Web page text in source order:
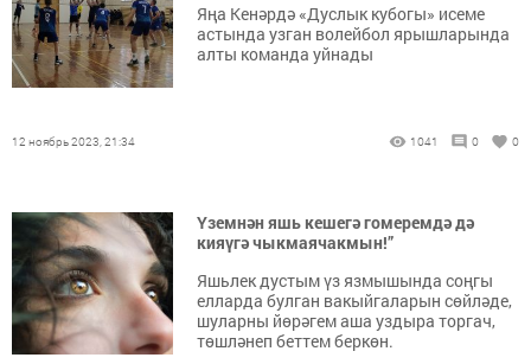
Яңа Кенәрдә «Дуслык кубогы» исеме
астында узган волейбол ярышларында
алты команда уйнады
12 ноябрь 2023, 21:34 1041 0 0
Үземнән яшь кешегә гомеремдә дә
кияүгә чыкмаячакмын!”
Яшьлек дустым үз язмышында соңгы
елларда булган вакыйгаларын сөйләде,
шуларны йөрәгем аша уздыра торгач,
төшләнеп беттем беркөн.